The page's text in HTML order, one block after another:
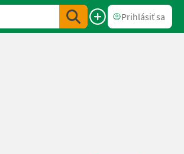
Prihlásiť sa